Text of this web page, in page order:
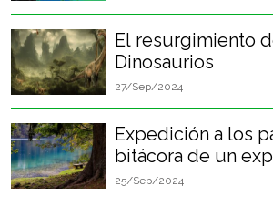
El resurgimiento
Dinosaurios
27/Sep/2024
Expedición a los
bitácora de un
25/Sep/2024